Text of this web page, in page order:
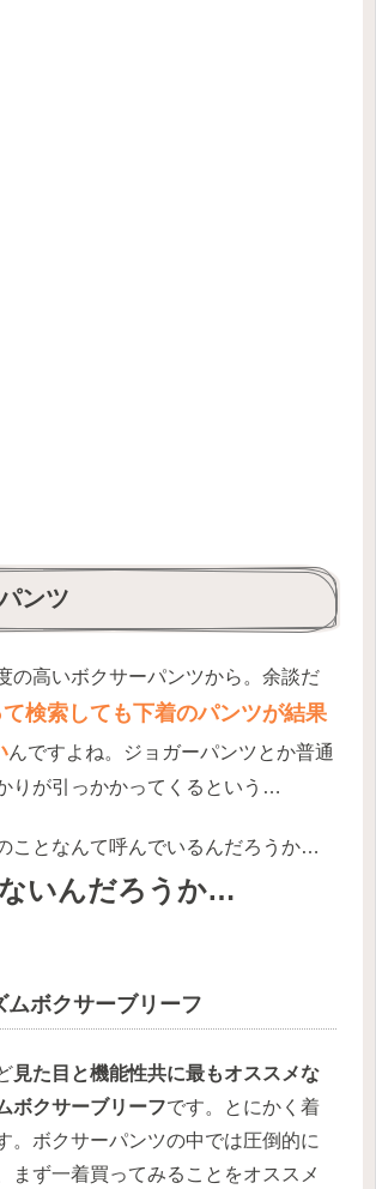
ンツ
の高いボクサーパンツから。余談だ
検索しても下着のパンツが結果
んですよね。ジョガーパンツとか普通
りが引っかかってくるという…
ことなんて呼んでいるんだろうか…
いんだろうか…
ムボクサーブリーフ
見た目と機能性共に最もオススメな
ボクサーブリーフです。とにかく着
。ボクサーパンツの中では圧倒的に
まず一着買ってみることをオススメ